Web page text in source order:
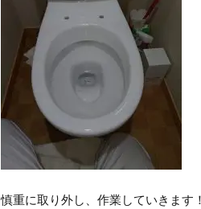
慎重に取り外し、作業していきます